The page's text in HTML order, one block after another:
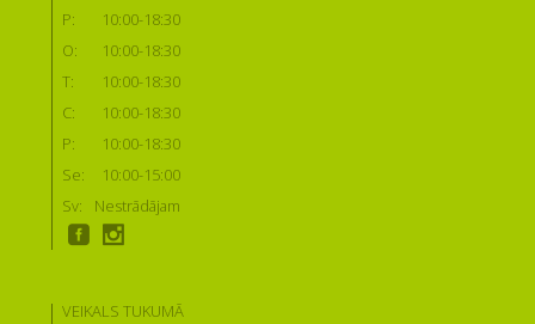
P:
10:00-18:30
O:
10:00-18:30
T:
10:00-18:30
C:
10:00-18:30
P:
10:00-18:30
Se:
10:00-15:00
Sv:
Nestrādājam
VEIKALS TUKUMĀ